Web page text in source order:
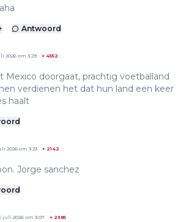
Antwoord
2026 om 3:29 + 4552
Mexico doorgaat, prachtig voetballand
verdienen het dat hun land een keer
haalt
2026 om 3:23 + 2142
Jorge sanchez
juli 2026 om 3:07 + 2385